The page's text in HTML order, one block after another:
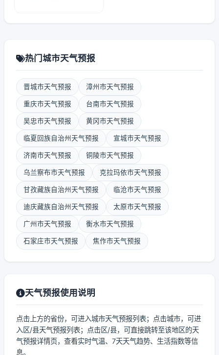
热门城市天气预报
晋城市天气预报 漳州市天气预报
重庆市天气预报 台南市天气预报
吴忠市天气预报 黄冈市天气预报
临夏回族自治州天气预报 宣城市天气预报
济南市天气预报 铜陵市天气预报
乌兰察布市天气预报 克拉玛依市天气预报
甘孜藏族自治州天气预报 临沧市天气预报
迪庆藏族自治州天气预报 太原市天气预报
广州市天气预报 衡水市天气预报
石家庄市天气预报 焦作市天气预报
天气预报使用说明
点击上方的省份，可进入城市天气预报列表；点击城市，可进
入区/县天气预报列表；点击区/县，可直接跳转至该地区的天
气预报详情页，查看实时气温、7天天气趋势、生活指数等信
息。